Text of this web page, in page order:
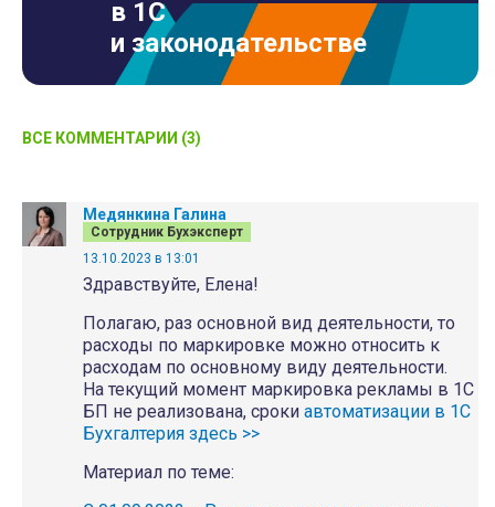
в 1С
и законодательстве
ВСЕ КОММЕНТАРИИ (3)
Медянкина Галина
Сотрудник Бухэксперт
13.10.2023 в 13:01
Здравствуйте, Елена!
Полагаю, раз основной вид деятельности, то
расходы по маркировке можно относить к
расходам по основному виду деятельности.
На текущий момент маркировка рекламы в 1С
БП не реализована, сроки автоматизации в 1С
Бухгалтерия здесь >>
Материал по теме: